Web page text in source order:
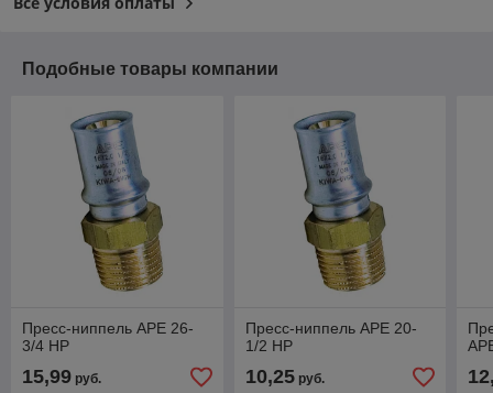
Подобные товары компании
Пресс-ниппель APE 26-
3/4 НР
15,99 руб.
Пресс-ниппель APE 20-
1/2 НР
10,25руб.